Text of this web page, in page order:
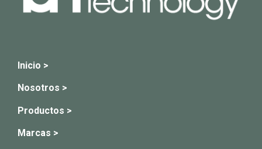
Inicio >
Nosotros >
Productos >
Marcas >